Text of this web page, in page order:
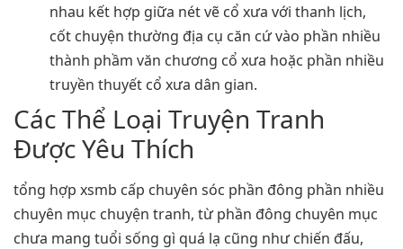
nhau kết hợp giữa nét vẽ cổ xưa với thanh lịch,
cốt chuyện thường địa cụ căn cứ vào phần nhiều
thành phầm văn chương cổ xưa hoặc phần nhiều
truyền thuyết cổ xưa dân gian.
Các Thể Loại Truyện Tranh
Được Yêu Thích
tổng hợp xsmb cấp chuyên sóc phần đông phần nhiều
chuyên mục chuyện tranh, từ phần đông chuyên mục
chưa mang tuổi sống gì quá lạ cũng như chiến đấu,